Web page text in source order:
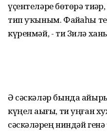
үҫентеләрҙе бөтөрә
тип уҡыным. Файҙаһы
күренмәй, - ти Зилә
Ә сәскәләр бында
күңел аҙығы, ти уңған
сәскәләрҙең ниндәй